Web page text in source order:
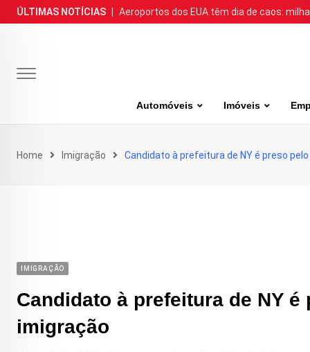
Skip
to
ÚLTIMAS NOTÍCIAS Aeroportos dos EUA têm dia de caos:
Automóveis Imóveis
Home Imigração Candidato à prefeitura de NY é preso
IMIGRAÇÃO
Candidato à prefeitura de NY
imigração